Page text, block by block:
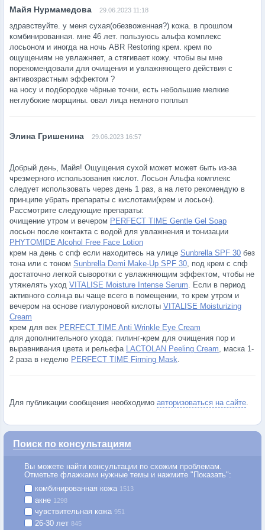
29.06.2023 11:18
здравствуйте. у меня сухая(обезвоженная?) кожа. в прошлом
комбинированная. мне 46 лет. пользуюсь альфа комплекс
лосьоном и иногда на ночь ABR Restoring крем. крем по
ощущениям не увлажняет, а стягивает кожу. чтобы вы мне
порекомендовали для очищения и увлажняющего действия с
антивозрастным эффектом ?
на носу и подбородке чёрные точки, есть небольшие мелкие
неглубокие морщины. овал лица немного поплыл
29.06.2023 16:57
Добрый день, Майя! Ощущения сухой может может быть из-за
чрезмерного использования кислот. Лосьон Альфа комплекс
следует использовать через день 1 раз, а на лето рекомендую в
принципе убрать препараты с кислотами(крем и лосьон).
Рассмотрите следующие препараты:
очищение утром и вечером PERFECT TIME Gentle Gel Soap
лосьон после контакта с водой для увлажнения и тонизации
PHYTOMIDE Alcohol Free Face Lotion
крем на день с спф если находитесь на улице Sunbrella SPF 30 без
тона или с тоном Sunbrella Demi Make-Up SPF 30, под крем с спф
достаточно легкой сыворотки с увлажняющим эффектом, чтобы не
утяжелять уход VITALISE Moisture Intense Serum. Если в период
активного солнца вы чаще всего в помещении, то крем утром и
вечером на основе гиалуроновой кислоты VITALISE Moisturizing
Cream
крем для век PERFECT TIME Anti Wrinkle Eye Cream
для дополнительного ухода: пилинг-крем для очищения пор и
выравнивания цвета и рельефа LACTOLAN Peeling Cream, маска 1-
2 раза в неделю PERFECT TIME Firming Mask.
Для публикации сообщения необходимо авторизоваться на сайте.
Поиск по консультациям
Вы можете найти консультации по схожим проблемам.
Отметьте флажками нужные темы и нажмите "Показать":
комбинированная кожа 1513
акне 1298
чувствительная кожа 951
26-30 лет 845